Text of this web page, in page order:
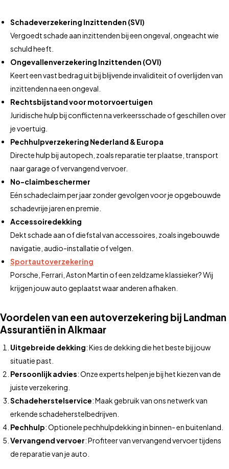
Schadeverzekering Inzittenden (SVI)
Vergoedt schade aan inzittenden bij een ongeval, ongeacht wie
schuld heeft.
Ongevallenverzekering Inzittenden (OVI)
Keert een vast bedrag uit bij blijvende invaliditeit of overlijden van
inzittenden na een ongeval.
Rechtsbijstand voor motorvoertuigen
Juridische hulp bij conflicten na verkeersschade of geschillen over
je voertuig.
Pechhulpverzekering Nederland & Europa
Directe hulp bij autopech, zoals reparatie ter plaatse, transport
naar garage of vervangend vervoer.
No-claimbeschermer
Eén schadeclaim per jaar zonder gevolgen voor je opgebouwde
schadevrije jaren en premie.
Accessoiredekking
Dekt schade aan of diefstal van accessoires, zoals ingebouwde
navigatie, audio-installatie of velgen.
Sportautoverzekering
Porsche, Ferrari, Aston Martin of een zeldzame klassieker? Wij
krijgen jouw auto geplaatst waar anderen afhaken.
Voordelen van een autoverzekering bij Landman
Assurantiën in Alkmaar
Uitgebreide dekking: Kies de dekking die het beste bij jouw
situatie past.
Persoonlijk advies: Onze experts helpen je bij het kiezen van de
juiste verzekering.
Schadeherstelservice: Maak gebruik van ons netwerk van
erkende schadeherstelbedrijven.
Pechhulp: Optionele pechhulpdekking in binnen- en buitenland.
Vervangend vervoer: Profiteer van vervangend vervoer tijdens
de reparatie van je auto.